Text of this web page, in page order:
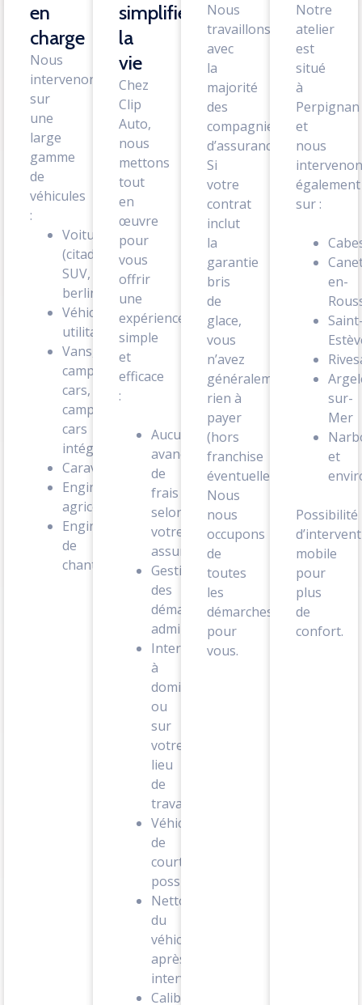
en
charge
Nous
intervenons
sur
une
large
gamme
de
véhicules
:
Voitures
(citadines,
SUV,
berlines…)
Véhicules
utilitaires
Vans,
camping-
cars,
camping-
cars
intégrals
Caravanes
Engins
agricoles
Engins
de
chantier
simplifier
la
vie
Chez
Clip
Auto,
nous
mettons
tout
en
œuvre
pour
vous
offrir
une
expérience
simple
et
efficace
:
Aucune
avance
de
frais
selon
votre
assurance
Gestion
des
démarches
administratives
Intervention
à
domicile
ou
sur
votre
lieu
de
travail
Véhicule
de
courtoisie
possible
Nettoyage
du
véhicule
après
intervention
Calibrage
Nous
travaillons
avec
la
majorité
des
compagnies
d’assurance.
Si
votre
contrat
inclut
la
garantie
bris
de
glace,
vous
n’avez
généralement
rien à
payer
(hors
franchise
éventuelle).
Nous
nous
occupons
de
toutes
les
démarches
pour
vous.
Notre
atelier
est
situé
à
Perpignan
et
nous
également
sur :
en-
sur-
Mer
et
Possibilité
mobile
pour
plus
de
confort.